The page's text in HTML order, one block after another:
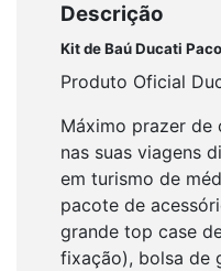
Descrição
Kit de Baú Ducati
Produto Oficial
Máximo prazer de
nas suas viagens
em turismo de
pacote de
grande top case
fixação), bolsa de